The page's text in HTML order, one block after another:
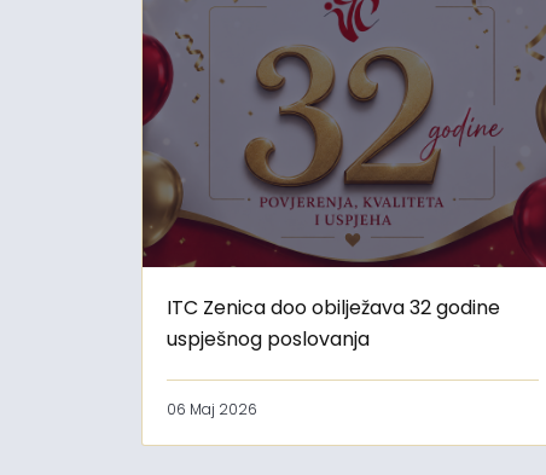
ITC Zenica doo obilježava 32 godine
uspješnog poslovanja
06 Maj 2026